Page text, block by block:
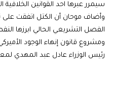
سيمرر عبرها احد القوانين
وأضاف موحان أن الكتل اتفقت على
الفصل التشريعي الحالي ابرزها
ومشروع قانون إنهاء الوجود
رئيس الوزراء عادل عبد المهدي